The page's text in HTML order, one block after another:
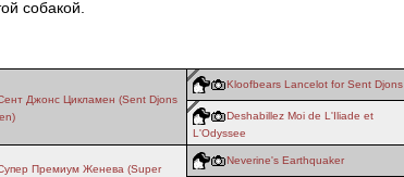
собакой.
Джонс Цикламен (Sent Djons
Kloofbears Lancelot for Sent Djons
Deshabillez Moi de L'Iliade et
L'Odyssee
Премиум Женева (Super
Neverine's Earthquaker